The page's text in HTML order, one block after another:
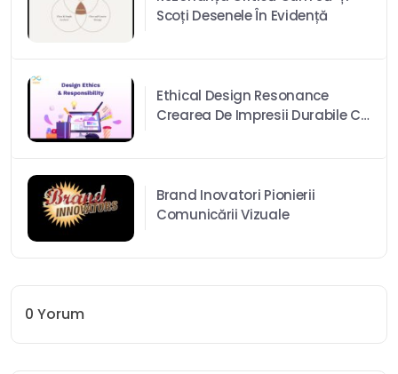
Scoți Desenele În Evidență
Ethical Design Resonance
Crearea De Impresii Durabile Cu
Brand Inovatori Pionierii
Comunicării Vizuale
0 Yorum